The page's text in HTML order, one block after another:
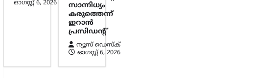
ഓഗസ്റ്റ്‌ 6, 2026
സാന്നിധ്യം
കരുത്തെന്ന്
ഇറാൻ
പ്രസിഡന്റ്
ന്യൂസ് ഡെസ്ക്
ഓഗസ്റ്റ്‌ 6, 2026